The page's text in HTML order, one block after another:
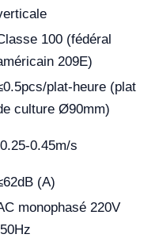
100 (fédéral
209E)
plat-heure (plat
culture Ø90mm)
0.25-0.45m/s
(A)
monophasé 220V